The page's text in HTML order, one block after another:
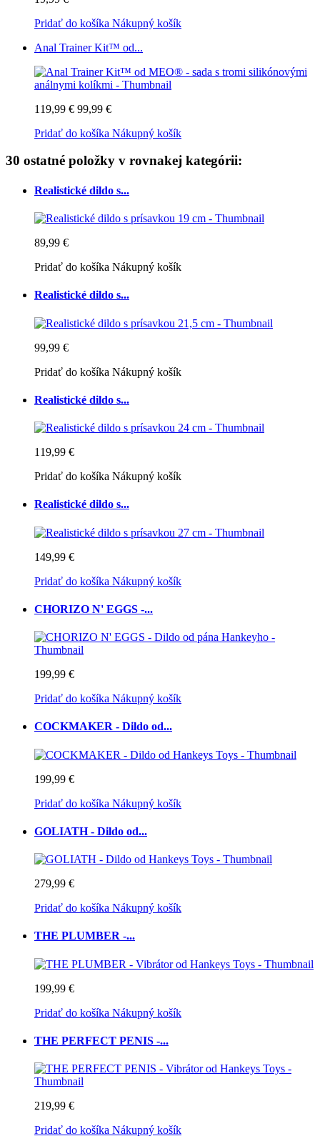
Pridať do košíka Nákupný košík
Anal Trainer Kit™ od...
119,99 € 99,99 €
Pridať do košíka Nákupný košík
30 ostatné položky v rovnakej kategórii:
Realistické dildo s...
89,99 €
Pridať do košíka Nákupný košík
Realistické dildo s...
99,99 €
Pridať do košíka Nákupný košík
Realistické dildo s...
119,99 €
Pridať do košíka Nákupný košík
Realistické dildo s...
149,99 €
Pridať do košíka Nákupný košík
CHORIZO N' EGGS -...
199,99 €
Pridať do košíka Nákupný košík
COCKMAKER - Dildo od...
199,99 €
Pridať do košíka Nákupný košík
GOLIATH - Dildo od...
279,99 €
Pridať do košíka Nákupný košík
THE PLUMBER -...
199,99 €
Pridať do košíka Nákupný košík
THE PERFECT PENIS -...
219,99 €
Pridať do košíka Nákupný košík